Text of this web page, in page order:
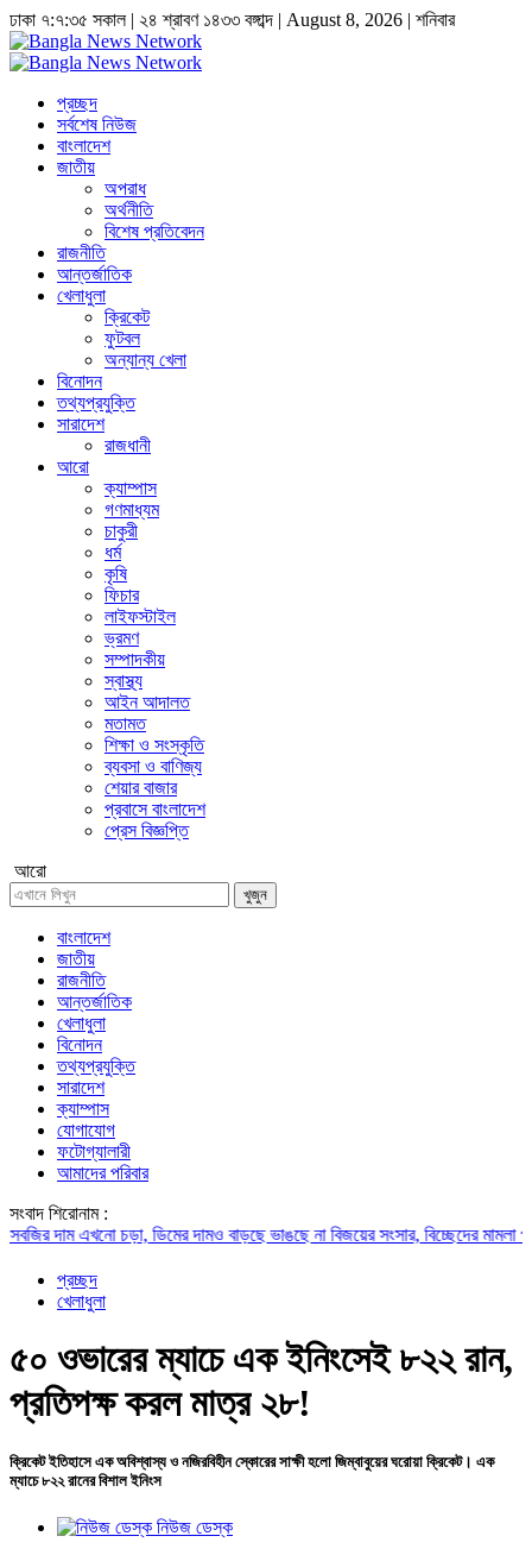
ঢাকা ৭:৭:৩৫ সকাল| ২৪ শ্রাবণ ১৪৩৩ বঙ্গাব্দ | August 8, 2026 | শনিবার
প্রচ্ছদ
সর্বশেষ নিউজ
বাংলাদেশ
জাতীয়
অপরাধ
অর্থনীতি
বিশেষ প্রতিবেদন
রাজনীতি
আন্তর্জাতিক
খেলাধুলা
ক্রিকেট
ফুটবল
অন্যান্য খেলা
বিনোদন
তথ্যপ্রযুক্তি
সারাদেশ
রাজধানী
আরো
ক্যাম্পাস
গণমাধ্যম
চাকুরী
ধর্ম
কৃষি
ফিচার
লাইফস্টাইল
ভ্রমণ
সম্পাদকীয়
স্বাস্থ্য
আইন আদালত
মতামত
শিক্ষা ও সংস্কৃতি
ব্যবসা ও বাণিজ্য
শেয়ার বাজার
প্রবাসে বাংলাদেশ
প্রেস বিজ্ঞপ্তি
আরো
খুজুন
বাংলাদেশ
জাতীয়
রাজনীতি
আন্তর্জাতিক
খেলাধুলা
বিনোদন
তথ্যপ্রযুক্তি
সারাদেশ
ক্যাম্পাস
যোগাযোগ
ফটোগ্যালারী
আমাদের পরিবার
সংবাদ শিরোনাম :
দাম এখনো চড়া, ডিমের দামও বাড়ছেভাঙছে না বিজয়ের সংসার, বিচ্ছেদের মামলা
প্রচ্ছদ
খেলাধুলা
৫০ ওভারের ম্যাচে এক ইনিংসেই ৮২২ রান,
প্রতিপক্ষ করল মাত্র ২৮!
ক্রিকেট ইতিহাসে এক অবিশ্বাস্য ও নজিরবিহীন স্কোরের সাক্ষী হলো জিম্বাবুয়ের ঘরোয়া ক্রিকেট। এক
ম্যাচে ৮২২ রানের বিশাল ইনিংস
নিউজ ডেস্ক